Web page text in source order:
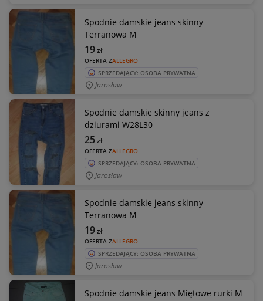
Spodnie damskie jeans skinny
Terranowa M
OFERTA ZALLEGRO
19zł
SPRZEDAJĄCY: OSOBA PRYWATNA
Jarosław
Spodnie damskie skinny jeans z
dziurami W28L30
OFERTA ZALLEGRO
25zł
SPRZEDAJĄCY: OSOBA PRYWATNA
Jarosław
Spodnie damskie jeans skinny
Terranowa M
OFERTA ZALLEGRO
19zł
SPRZEDAJĄCY: OSOBA PRYWATNA
Jarosław
Spodnie damskie jeans Miętowe rurki M